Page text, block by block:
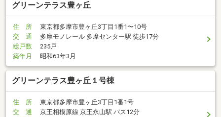
グリーンテラス豊ヶ丘
住 所
東京都多摩市豊ヶ丘3丁目1番1〜10号
交 通
多摩モノレール 多摩センター駅 徒歩17分
総戸数
235戸
築年月
昭和63年3月
グリーンテラス豊ヶ丘１号棟
住 所
東京都多摩市豊ヶ丘3丁目1番1号
交 通
京王相模原線 京王永山駅 バス12分